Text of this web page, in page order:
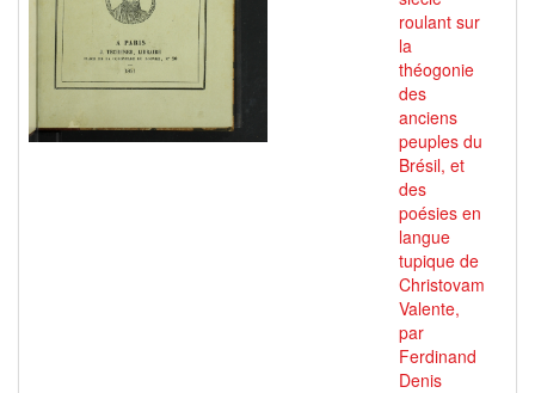
roulant sur
la
théogonie
des
anciens
peuples du
Brésil, et
des
poésies en
langue
tupique de
Christovam
Valente,
par
Ferdinand
Denis